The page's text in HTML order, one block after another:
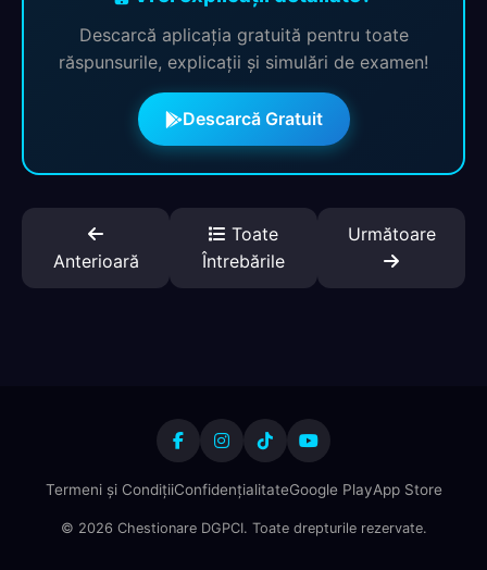
Descarcă aplicația gratuită pentru toate
răspunsurile, explicații și simulări de examen!
Descarcă Gratuit
Anterioară
Toate
Întrebările
Următoare
Termeni și CondițiiConfidențialitateGoogle PlayApp Store
© 2026 Chestionare DGPCI. Toate drepturile rezervate.